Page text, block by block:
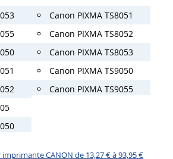
Canon PIXMA TS8051
Canon PIXMA TS8052
Canon PIXMA TS8053
Canon PIXMA TS9050
Canon PIXMA TS9055
CANON de 13,27 € à 93,95 €